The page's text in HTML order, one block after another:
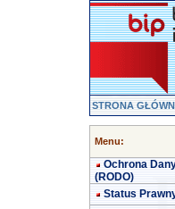
STRONA
Menu:
Ochrona
(RODO)
Status